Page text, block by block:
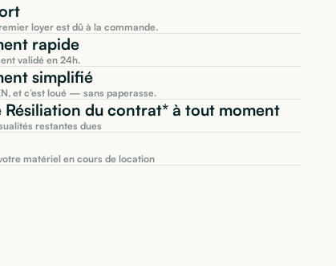
loyer est dû à la commande.
rapide
validé en 24h.
simplifié
et c’est loué — sans paperasse.
Résiliation du contrat* à tout moment
restantes dues
matériel en cours de location